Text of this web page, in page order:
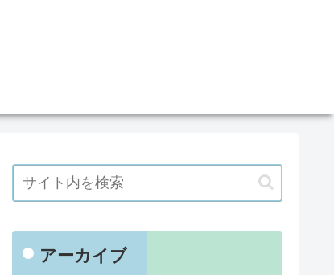
アーカイブ